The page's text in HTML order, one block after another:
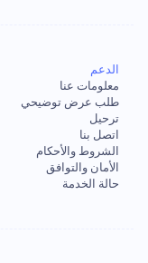
الدعم
معلومات عنا
طلب عرض توضيحي
ترحيل
اتصل بنا
الشروط والأحكام
الأمان والتوافق
حالة الخدمة